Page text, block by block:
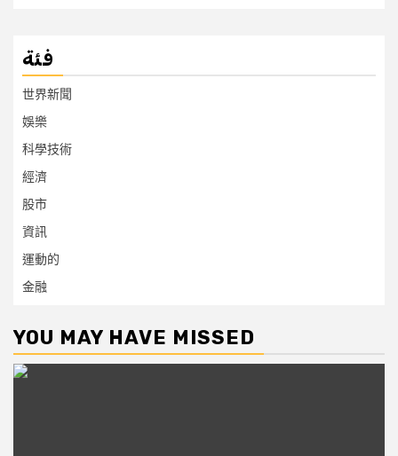
فئة
世界新聞
娛樂
科學技術
經濟
股市
資訊
運動的
金融
YOU MAY HAVE MISSED